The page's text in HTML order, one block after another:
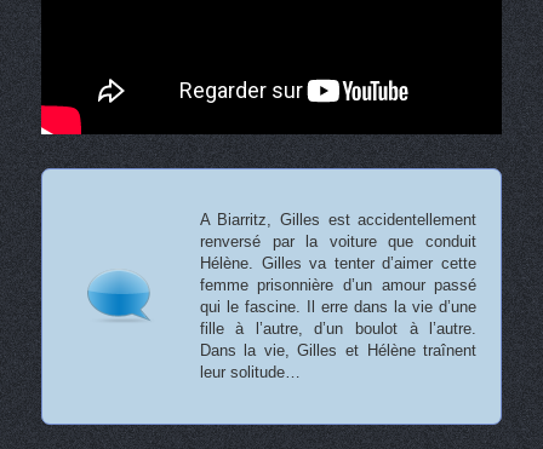
A Biarritz, Gilles est accidentellement
renversé par la voiture que conduit
Hélène. Gilles va tenter d’aimer cette
femme prisonnière d’un amour passé
qui le fascine. Il erre dans la vie d’une
fille à l’autre, d’un boulot à l’autre.
Dans la vie, Gilles et Hélène traînent
leur solitude…